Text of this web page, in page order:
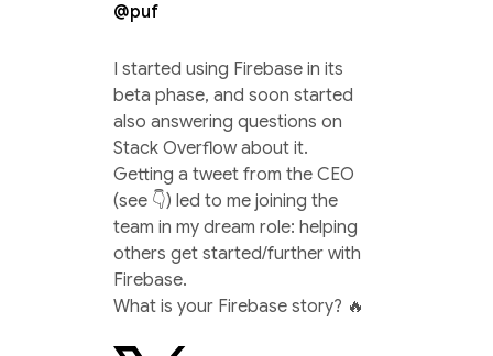
@puf
I started using Firebase in its
beta phase, and soon started
also answering questions on
Stack Overflow about it.
Getting a tweet from the CEO
(see 👇) led to me joining the
team in my dream role: helping
others get started/further with
Firebase.
What is your Firebase story? 🔥